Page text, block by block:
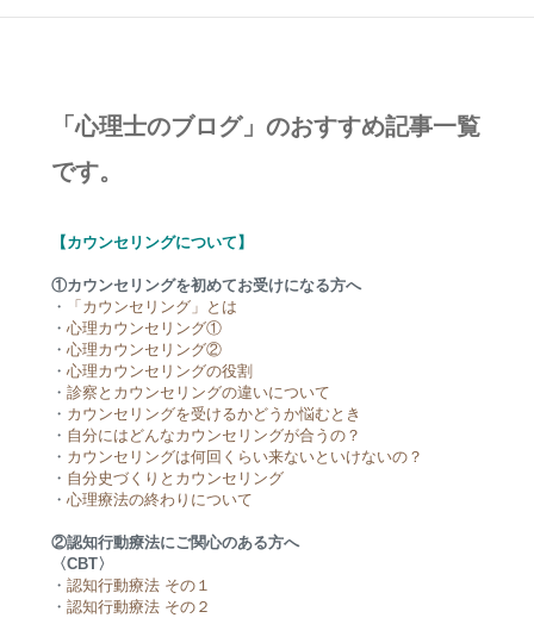
「心理士のブログ」のおすすめ記事一覧
です。
【カウンセリングについて】
①カウンセリングを初めてお受けになる方へ
・
「カウンセリング」とは
・ 心理カウンセリング①
・ 心理カウンセリング②
・ 心理カウンセリングの役割
・ 診察とカウンセリングの違いについて
・ カウンセリングを受けるかどうか悩むとき
・ 自分にはどんなカウンセリングが合うの？
・ カウンセリングは何回くらい来ないといけないの？
・ 自分史づくりとカウンセリング
・ 心理療法の終わりについて
②認知行動療法にご関心のある方へ
〈CBT〉
・ 認知行動療法 その１
・ 認知行動療法 その２